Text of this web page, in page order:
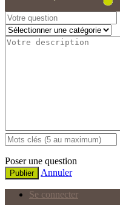
Poser une question
Publier Annuler
Se connecter